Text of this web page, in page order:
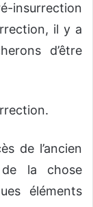
insurrection
il y a
d’être
de l’ancien
la chose
éléments